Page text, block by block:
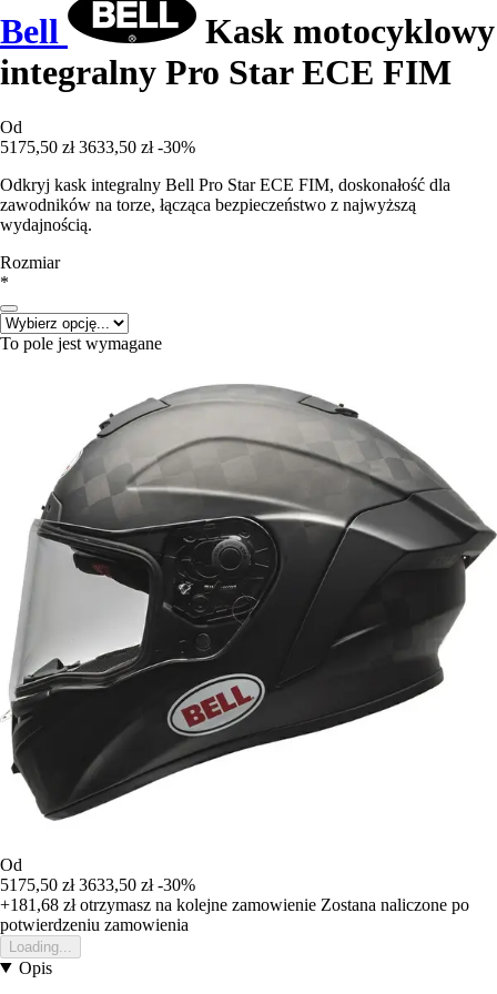
Bell
Kask motocyklowy
integralny Pro Star ECE FIM
Od
5175,50 zł 3633,50 zł -30%
Odkryj kask integralny Bell Pro Star ECE FIM, doskonałość dla
zawodników na torze, łącząca bezpieczeństwo z najwyższą
wydajnością.
Rozmiar
*
To pole jest wymagane
Od
5175,50 zł 3633,50 zł -30%
+181,68 złotrzymasz na kolejne zamowienie Zostana naliczone po
potwierdzeniu zamowienia
Loading...
Opis